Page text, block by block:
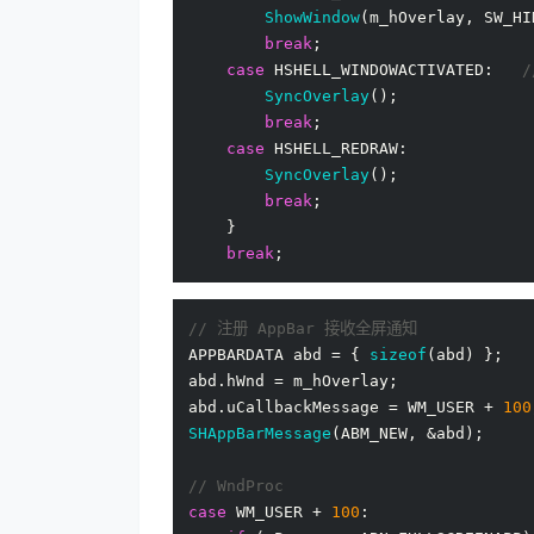
ShowWindow(m_hOverlay,
break;
case HSHELL_WINDOWACTIVATED:
SyncOverlay();
break;
case HSHELL_REDRAW:
SyncOverlay();
break;
    }
break
// 注册 AppBar 接收全屏通知
APPBARDATA abd = { sizeof(abd) };
abd.hWnd = m_hOverlay;
abd.uCallbackMessage = WM_USER + 100
SHAppBarMessage(ABM_NEW, &abd);
// WndProc
case WM_USER + 100 :